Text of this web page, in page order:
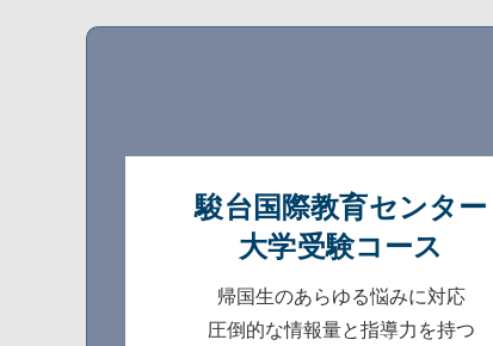
駿台国際教育センター
大学受験コース
帰国生のあらゆる悩みに対応
圧倒的な情報量と指導力を持つ